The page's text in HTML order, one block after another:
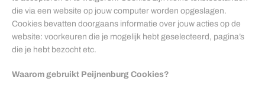
die via een website op jouw computer worden opgeslagen.
Cookies bevatten doorgaans informatie over jouw acties op de
website: voorkeuren die je mogelijk hebt geselecteerd, pagina’s
die je hebt bezocht etc.
Waarom gebruikt Peijnenburg Cookies?